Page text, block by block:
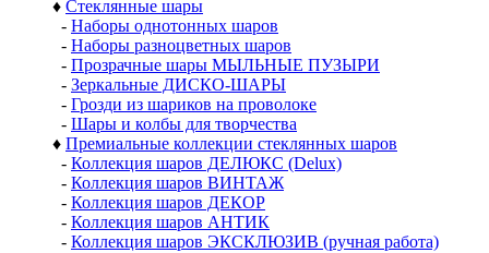
♦ Стеклянные шары
- Наборы однотонных шаров
- Наборы разноцветных шаров
- Прозрачные шары МЫЛЬНЫЕ ПУЗЫРИ
- Зеркальные ДИСКО-ШАРЫ
- Грозди из шариков на проволоке
- Шары и колбы для творчества
♦ Премиальные коллекции стеклянных шаров
- Коллекция шаров ДЕЛЮКС (Delux)
- Коллекция шаров ВИНТАЖ
- Коллекция шаров ДЕКОР
- Коллекция шаров АНТИК
- Коллекция шаров ЭКСКЛЮЗИВ (ручная работа)